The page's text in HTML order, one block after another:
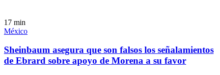
17 min
México
Sheinbaum asegura que son falsos los señalamientos
de Ebrard sobre apoyo de Morena a su favor